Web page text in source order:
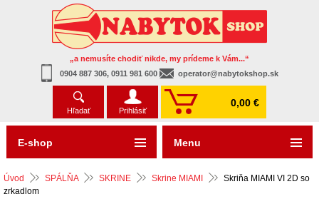
„a nemusíte chodiť nikde, my prídeme k Vám...“
0904 887 306, 0911 981 600
operator@nabytokshop.sk
Hľadať Prihlásiť
0,00 €
Úvod SPÁLŇA SKRINE Skrine MIAMI
Skriňa MIAMI VI 2D so
zrkadlom
E-shop Menu